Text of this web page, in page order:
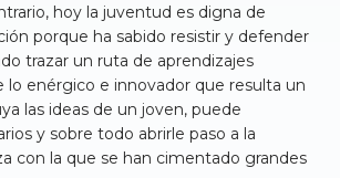
hoy la juventud es digna de
porque ha sabido resistir y defender
trazar un ruta de aprendizajes
lo enérgico e innovador que resulta un
las ideas de un joven, puede
y sobre todo abrirle paso a la
con la que se han cimentado grandes